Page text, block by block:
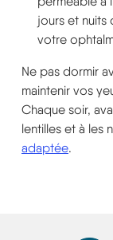
jours et nuits
votre
Ne pas dormir
maintenir vos
Chaque soir,
lentilles et à les
adaptée.